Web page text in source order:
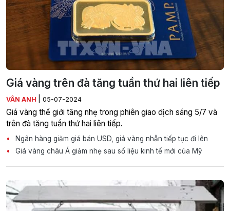
Giá vàng trên đà tăng tuần thứ hai liên tiếp
VÂN ANH 05-07-2024
Giá vàng thế giới tăng nhẹ trong phiên giao dịch sáng 5/7 và
trên đà tăng tuần thứ hai liên tiếp.
Ngân hàng giảm giá bán USD, giá vàng nhẫn tiếp tục đi lên
Giá vàng châu Á giảm nhẹ sau số liệu kinh tế mới của Mỹ